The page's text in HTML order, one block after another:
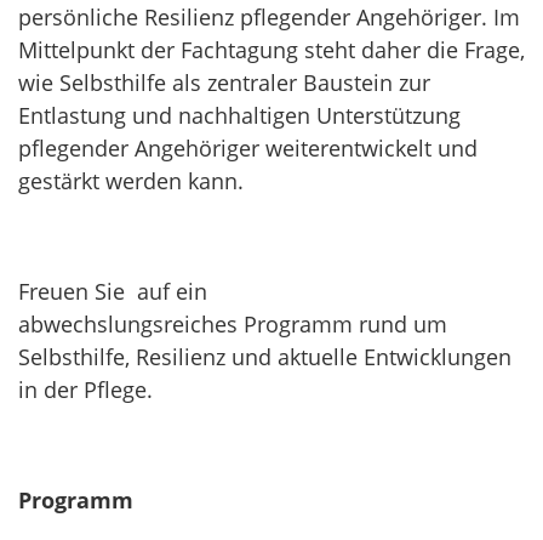
persönliche Resilienz pflegender Angehöriger. Im
Mittelpunkt der Fachtagung steht daher die Frage,
wie Selbsthilfe als zentraler Baustein zur
Entlastung und nachhaltigen Unterstützung
pflegender Angehöriger weiterentwickelt und
gestärkt werden kann.
Freuen Sie auf ein
abwechslungsreiches Programm rund um
Selbsthilfe, Resilienz und aktuelle Entwicklungen
in der Pflege.
Programm